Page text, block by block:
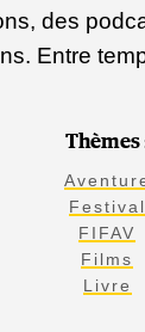
des
Entre
Thèmes
Festival
FIFAV
Films
Livre